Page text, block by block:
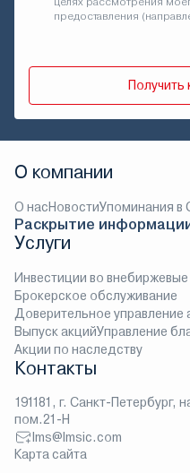
предоставления
Получить
О компании
О насНовостиУпоминания в
Раскрытие
Услуги
Инвестиции во внебиржевые
Брокерское обслуживание
Доверительное управление
Выпуск акцийУправление
Акции по наследству
Контакты
191181, г. Санкт-Петербург,
пом.21-Н
lms@lmsic.com
Карта сайта